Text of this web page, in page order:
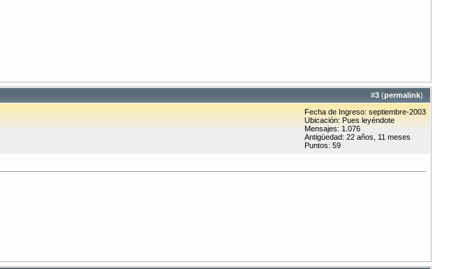
#3 (permalink)
Fecha de Ingreso: septiembre-2003
Ubicación: Pues leyéndote
Mensajes: 1.076
Antigüedad: 22 años, 11 meses
Puntos: 59